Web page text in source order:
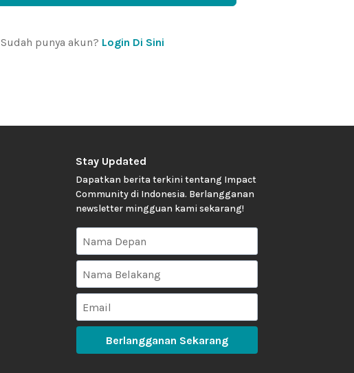
Sudah punya akun? Login Di Sini
Stay Updated
Dapatkan berita terkini tentang Impact
Community di Indonesia. Berlangganan
newsletter mingguan kami sekarang!
Berlangganan Sekarang